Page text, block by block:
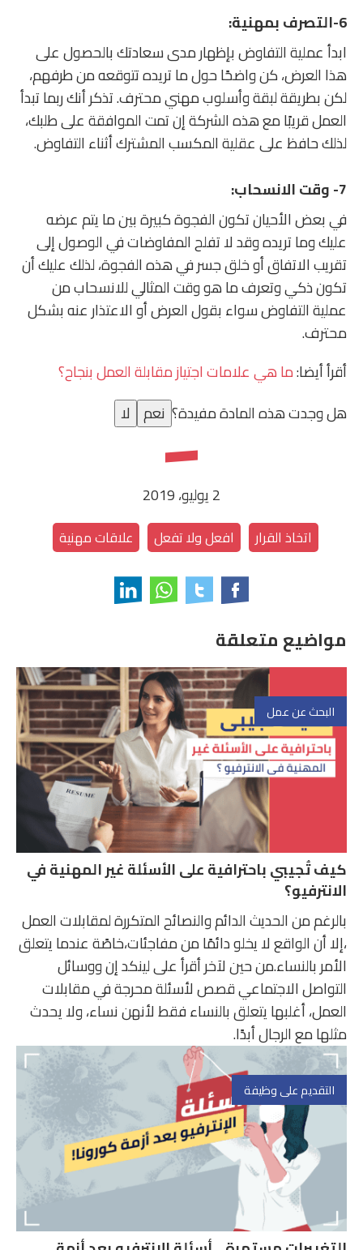
6- التصرف بمهنية:
ابدأ عملية التفاوض بإظهار مدى سعادتك بالحصول على
هذا العرض، كن واضحًا حول ما تريده تتوقعه من طرفهم،
لكن بطريقة لبقة وأسلوب مهني محترف. تذكر أنك ربما تبدأ
العمل قريبًا مع هذه الشركة إن تمت الموافقة على طلبك،
لذلك حافظ على عقلية المكسب المشترك أثناء التفاوض.
7- وقت الانسحاب:
في بعض الأحيان تكون الفجوة كبيرة بين ما يتم عرضه
عليك وما تريده وقد لا تفلح المفاوضات في الوصول إلى
تقريب الاتفاق أو خلق جسر في هذه الفجوة، لذلك عليك أن
تكون ذكي وتعرف ما هو وقت المثالي للانسحاب من
عملية التفاوض سواء بقول العرض أو الاعتذار عنه بشكل
محترف.
أقرأ أيضا:ما هي علامات اجتياز مقابلة العمل بنجاح؟
هل وجدت هذه المادة مفيدة؟ نعم لا
2 يوليو، 2019
اتخاذ القرار افعل ولا تفعل علاقات مهنية
مواضيع متعلقة
البحث عن عمل
كيف تُجيبي باحترافية على الأسئلة غير المهنية في
الانترفيو؟
بالرغم من الحديث الدائم والنصائح المتكررة لمقابلات العمل
،إلا أن الواقع لا يخلو دائمًا من مفاجئات،خاصًة عندما يتعلق
الأمر بالنساء.من حين لآخر أقرأ على لينكد إن ووسائل
التواصل الاجتماعي قصص لأسئلة محرجة في مقابلات
العمل، أغلبها يتعلق بالنساء فقط لأنهن نساء، ولا يحدث
مثلها مع الرجال أبدًا.
التقديم على وظيفة